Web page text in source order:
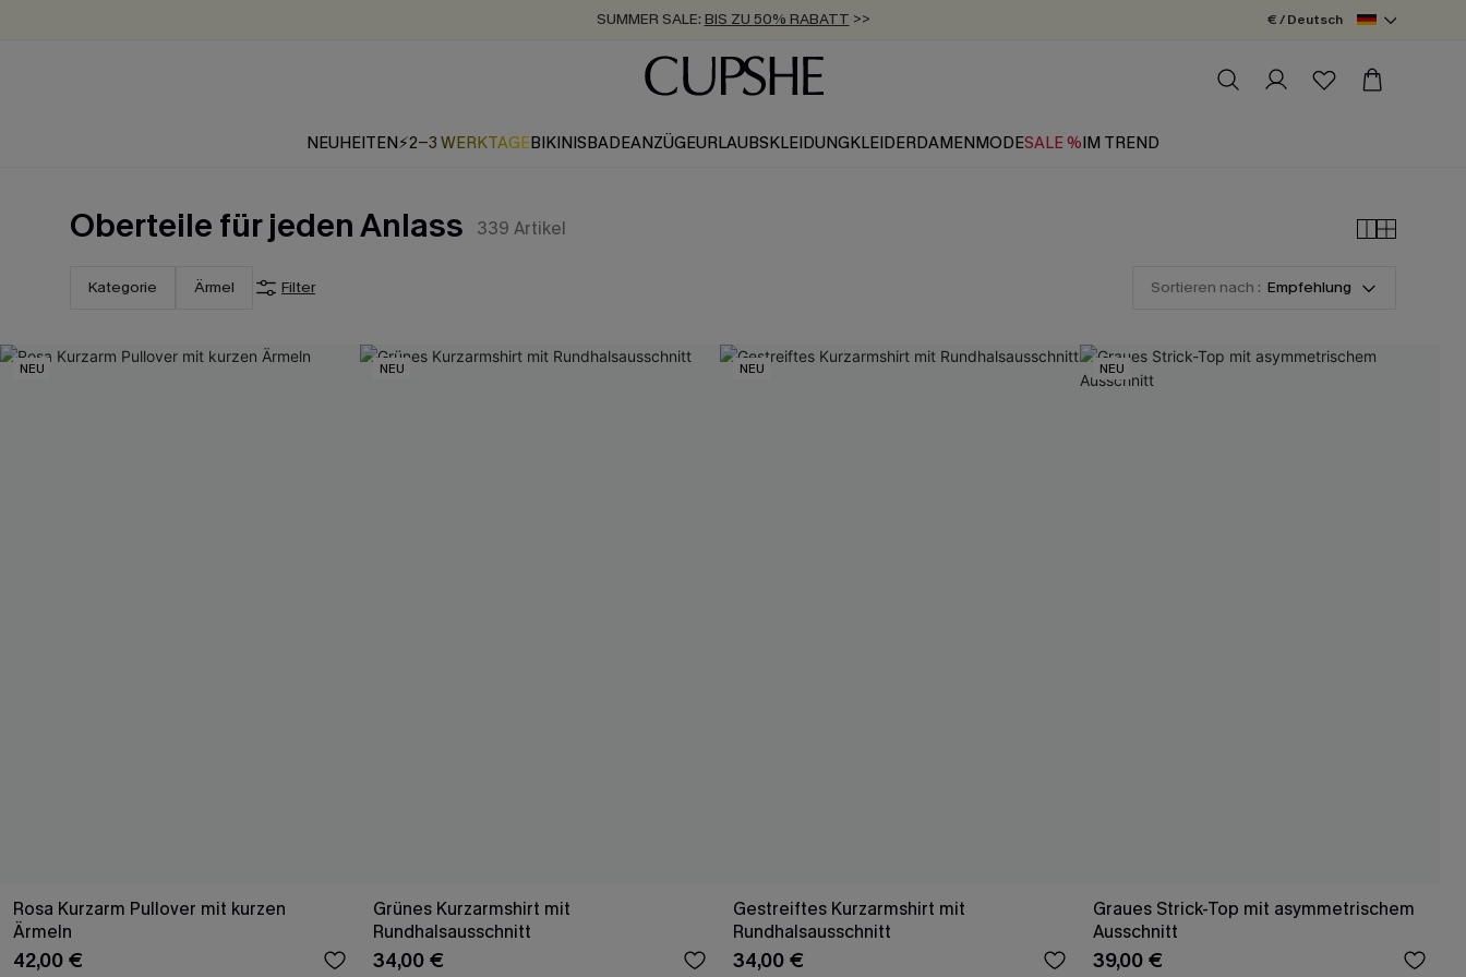
SUMMER SALE: BIS ZU 50% RABATT >>
ZUM NEWSLETTER:BIS ZU -20% EXTRA ERHALTEN
KOSTENLOSER VERSAND AB 89 €
€ / Deutsch
NEUHEITEN⚡2-3 WERKTAGEBIKINISBADEANZÜGEURLAUBSKLEIDUNGKLEIDERDAMENMODESALE %IM TREND
Oberteile für jeden Anlass 339 Artikel
Kategorie Ärmel Filter Sortieren nach : Empfehlung
NEU
Rosa Kurzarm Pullover mit kurzen
Ärmeln
42,00 €
NEU
Grünes Kurzarmshirt mit
Rundhalsausschnitt
34,00 €
NEU
Gestreiftes Kurzarmshirt mit
Rundhalsausschnitt
34,00 €
NEU
Graues Strick-Top mit asymmetrischem
Ausschnitt
39,00 €